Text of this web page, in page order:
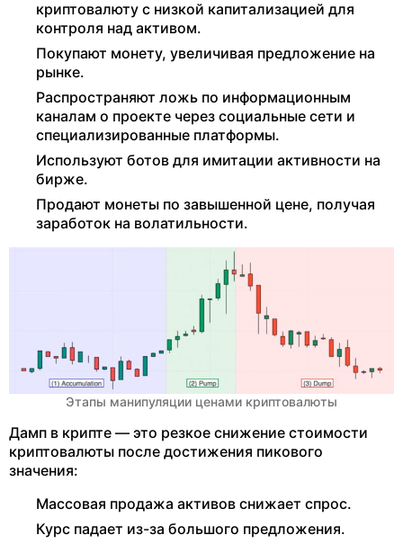
криптовалюту с низкой капитализацией для
контроля над активом.
Покупают монету, увеличивая предложение на
рынке.
Распространяют ложь по информационным
каналам о проекте через социальные сети и
специализированные платформы.
Используют ботов для имитации активности на
бирже.
Продают монеты по завышенной цене, получая
заработок на волатильности.
Этапы манипуляции ценами криптовалюты
Дамп в крипте — это резкое снижение стоимости
криптовалюты после достижения пикового
значения:
Массовая продажа активов снижает спрос.
Курс падает из-за большого предложения.